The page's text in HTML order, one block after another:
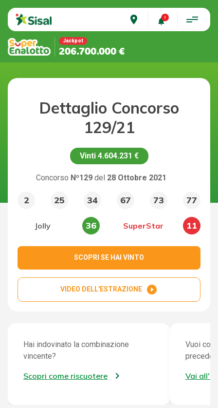
place
Jackpot
206.700.000 €
Dettaglio Concorso
129/21
Vinti 4.604.231 €
Concorso Nº129 del 28 Ottobre 2021
2 25 34 67 73 77
Jolly 36 SuperStar 11
SCOPRI SE HAI VINTO
VIDEO DELL'ESTRAZIONE play_circle_filled
Hai indovinato la combinazione
vincente?
Scopri come riscuotere
Vuoi
Vai